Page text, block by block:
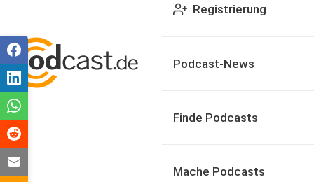
Registrierung
Podcast-News
Finde Podcasts
Mache Podcasts